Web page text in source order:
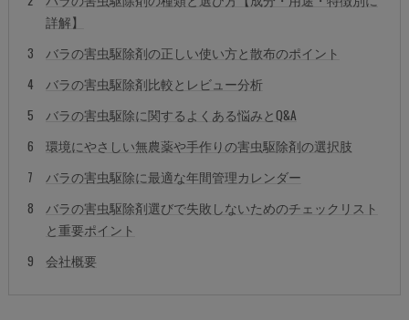
詳解】
バラの害虫駆除剤の正しい使い方と散布のポイント
バラの害虫駆除剤比較とレビュー分析
バラの害虫駆除に関するよくある悩みとQ&A
環境にやさしい無農薬や手作りの害虫駆除剤の選択肢
バラの害虫駆除に最適な年間管理カレンダー
バラの害虫駆除剤選びで失敗しないためのチェックリスト
と重要ポイント
会社概要